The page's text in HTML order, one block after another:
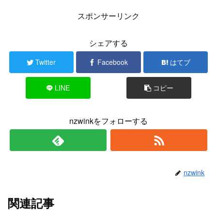
スポンサーリンク
シェアする
Twitter Facebook はてブ
LINE コピー
nzwinkをフォローする
nzwink
関連記事